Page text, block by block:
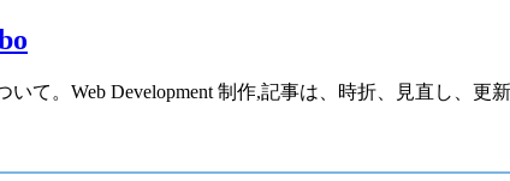
て。Web Development 制作,記事は、時折、見直し、更